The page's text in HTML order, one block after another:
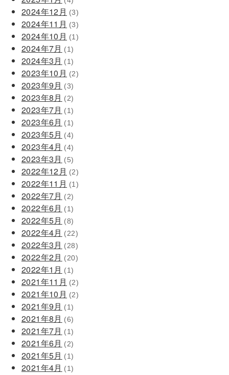
2024年12月 (3)
2024年11月 (3)
2024年10月 (1)
2024年7月 (1)
2024年3月 (1)
2023年10月 (2)
2023年9月 (3)
2023年8月 (2)
2023年7月 (1)
2023年6月 (1)
2023年5月 (4)
2023年4月 (4)
2023年3月 (5)
2022年12月 (2)
2022年11月 (1)
2022年7月 (2)
2022年6月 (1)
2022年5月 (8)
2022年4月 (22)
2022年3月 (28)
2022年2月 (20)
2022年1月 (1)
2021年11月 (2)
2021年10月 (2)
2021年9月 (1)
2021年8月 (6)
2021年7月 (1)
2021年6月 (2)
2021年5月 (1)
2021年4月 (1)